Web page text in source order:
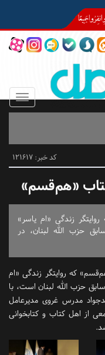
Toggle
کد خبر: 121617
«هم‌قسم»
زندگی «ام یاسر»
حزب الله لبنان، در
که روایتگر زندگی «ام
حزب الله لبنان است، با
مدرس غروی مدیرعامل
از اهل کتاب و کتابخوانی